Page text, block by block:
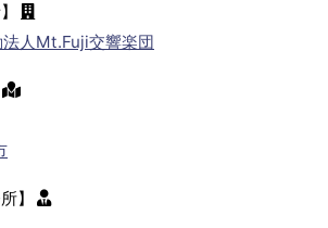
人Mt.Fuji交響楽団
】